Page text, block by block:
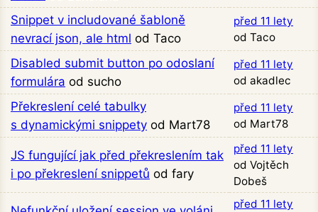
Snippet v includované šabloně
nevrací json, ale html od Taco
před 11 lety
od Taco
Disabled submit button po odoslaní
formulára od sucho
před 11 lety
od akadlec
Překreslení celé tabulky
s dynamickými snippety od Mart78
před 11 lety
od Mart78
JS fungující jak před překreslením tak
i po překreslení snippetů od fary
před 11 lety
od Vojtěch
Dobeš
před 11 lety